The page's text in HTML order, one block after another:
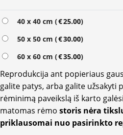
40 x 40 cm (€25.00)
50 x 50 cm (€30.00)
60 x 60 cm (€35.00)
Reprodukcija ant popieriaus
galite patys, arba galite užsakyti
rėminimą paveikslą iš karto
matomas rėmo storis nėra
priklausomai nuo pasirinkto
Alternative: